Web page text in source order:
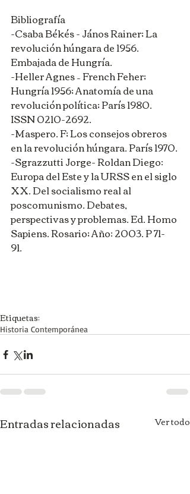
Bibliografía
-Csaba Békés - János Rainer; La
revolución húngara de 1956.
Embajada de Hungría.
-Heller Agnes – French Feher;
Hungría 1956; Anatomía de una
revolución política; París 1980.
ISSN 0210-2692.
-Maspero. F; Los consejos obreros
en la revolución húngara. París 1970.
-Sgrazzutti Jorge- Roldan Diego:
Europa del Este y la URSS en el siglo
XX. Del socialismo real al
poscomunismo. Debates,
perspectivas y problemas. Ed. Homo
Sapiens. Rosario; Año: 2003. P 71-
91.
Etiquetas:
Historia Contemporánea
Entradas relacionadas Ver todo